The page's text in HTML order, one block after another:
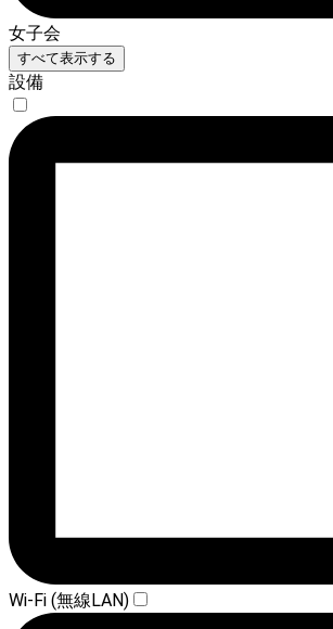
女子会
すべて表示する
設備
Wi-Fi (無線LAN)